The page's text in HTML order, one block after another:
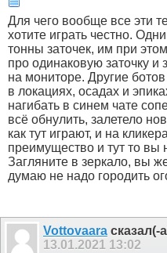
Для чего вообще все эти
хотите играть честно.
тонны заточек, им при
про одинаковую заточку и
на мониторе. Другие ботов
в локациях, осадах и
нагибать в синем чате
всё обнулить, залетело
как тут играют, и на
преимущество и тут то вы
Загляните в зеркало, вы
думаю не надо городить
Vottovaara сказал(-
13.01.2021 13:02